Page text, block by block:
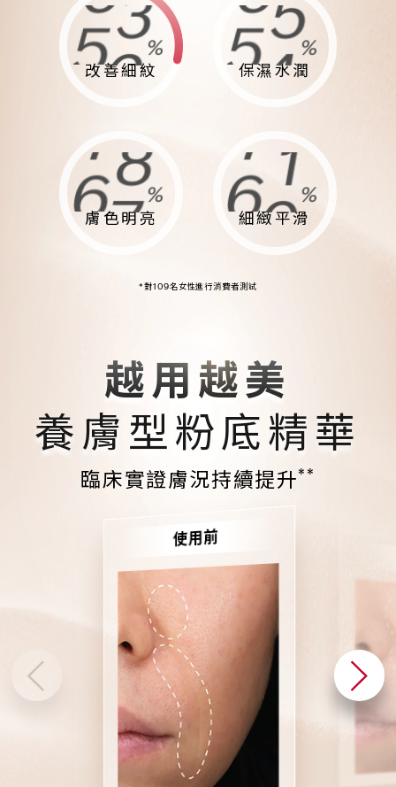
8
7
6
5
1
6
5
4
3
9
%
改善細紋
8
7
6
5
4
2
1
0
9
8
7
6
5
4
2
1
0
9
%
保濕水潤
9
8
5
1
0
8
7
6
3
2
%
膚色明亮
9
8
7
6
5
4
3
2
1
0
4
3
2
1
0
9
8
7
6
5
%
細緻平滑
*對109名女性進行消費者測試
越用越美
養膚型粉底精華
臨床實證膚況持續提升**
使用前